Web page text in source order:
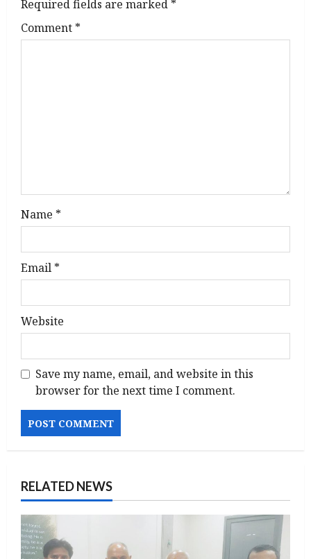
Required fields are marked *
Comment *
Name *
Email *
Website
Save my name, email, and website in this
browser for the next time I comment.
RELATED NEWS